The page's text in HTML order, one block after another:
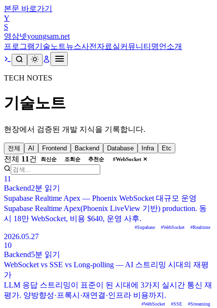
본문 바로가기
Y
S
영삼넷youngsam.net
프로그램기술노트뉴스사전 자료실커뮤니티 명언 소개
TECH NOTES
기술노트
현장에서 검증된 개발 지식을 기록합니다.
전체 AI Frontend Backend Database Infra Etc
전체 11건 최신순 조회순 추천순 #WebSocket ✕
11
Backend2분 읽기
Supabase Realtime Apex — Phoenix WebSocket 대규모 운영
Supabase Realtime Apex(Phoenix LiveView 기반) production. 동
시 18만 WebSocket, 비용 $640, 운영 사후.
#Supabase #WebSocket #Realtime
2026.05.27
10
Backend5분 읽기
WebSocket vs SSE vs Long-polling — AI 스트리밍 시대의 재평
가
LLM 응답 스트리밍이 표준이 된 시대에 3가지 실시간 통신 재
평가. 양방향성·프록시·재연결·인프라 비용까지.
#WebSocket #SSE #Streaming